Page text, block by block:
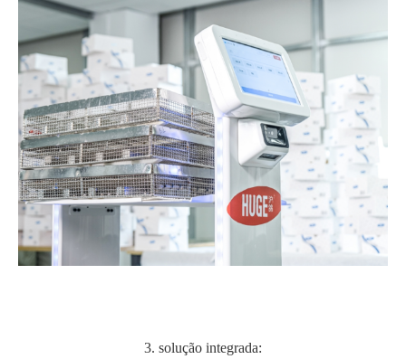
3. solução integrada: